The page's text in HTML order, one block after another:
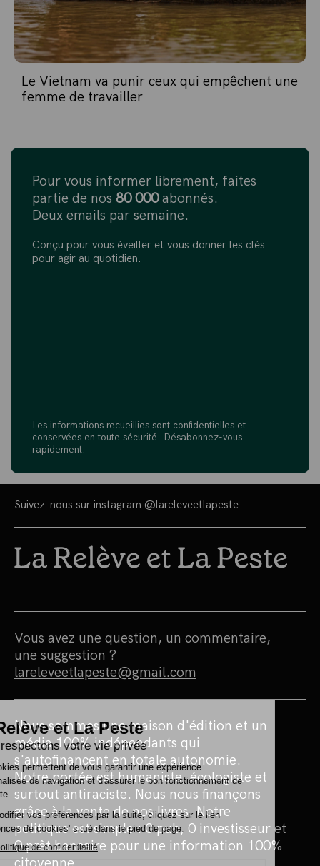
Le Vietnam va punir ceux qui empêchent une
femme de travailler
Pour vous informer librement, faites
partie de nos 80 000abonnés.
Deux emails par semaine.
Conçu pour vous éveiller et vous donner les clés
pour agir au quotidien.
Les informations recueillies sont confidentielles et
conservées en toute sécurité. Désabonnez-vous
rapidement.
Suivez-nous sur instagram @lareleveetlapeste
Vous avez une question, un commentaire,
une suggestion ?
lareleveetlapeste@gmail.com
Nous sommes une maison d'édition et un
média 100% indépendants qui
s'autofinancent en totale autonomie.
Notre portée est humaniste, écologiste et
surtout antiraciste. Nous nous finançons
grâce à la vente de nos livres. Notre
politique est simple : 0 pub, 0 investisseur et
0 prêt bancaire pour une information 100%